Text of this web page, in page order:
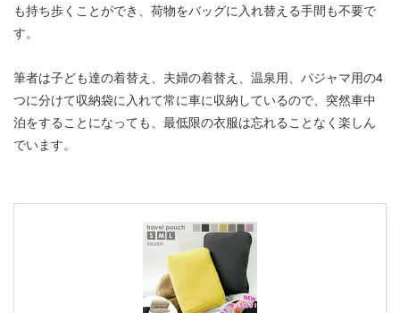
も持ち歩くことができ、荷物をバッグに入れ替える手間も不要で
す。
筆者は子ども達の着替え、夫婦の着替え、温泉用、パジャマ用の4
つに分けて収納袋に入れて常に車に収納しているので、突然車中
泊をすることになっても、最低限の衣服は忘れることなく楽しん
でいます。